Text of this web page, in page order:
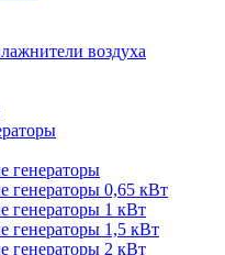
воздуха
генераторы
генераторы 0,65 кВт
генераторы 1 кВт
генераторы 1,5 кВт
генераторы 2 кВт